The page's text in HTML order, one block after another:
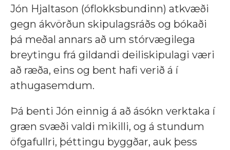
Jón Hjaltason (óflokksbundinn) atkvæði
gegn ákvörðun skipulagsráðs og bókaði
þá meðal annars að um stórvægilega
breytingu frá gildandi deiliskipulagi væri
að ræða, eins og bent hafi verið á í
athugasemdum.
Þá benti Jón einnig á að ásókn verktaka í
græn svæði valdi mikilli, og á stundum
öfgafullri, þéttingu byggðar, auk þess